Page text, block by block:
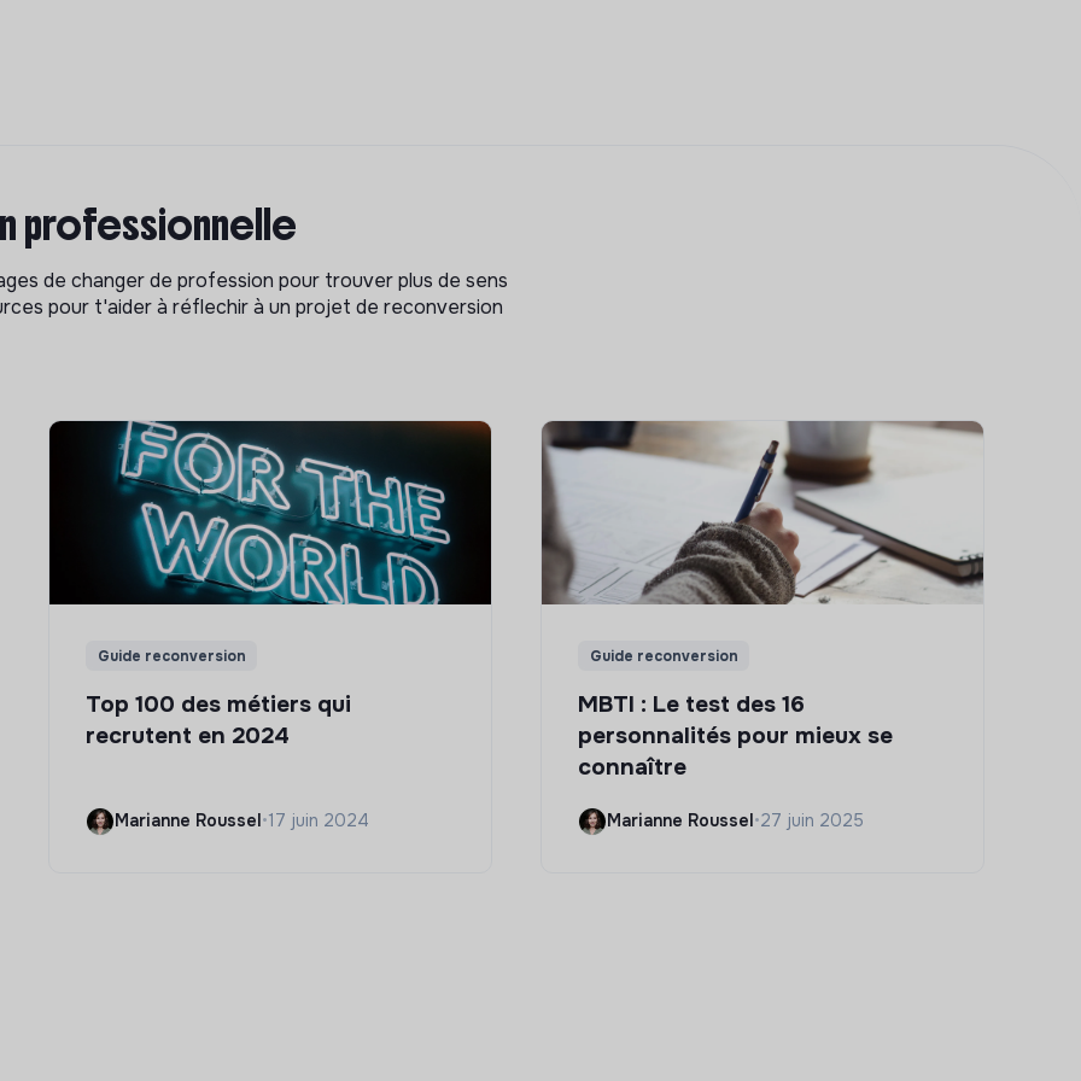
professionnelle
de changer de profession pour trouver plus de sens
pour t'aider à réflechir à un projet de reconversion
Guide reconversion
Top 100 des métiers qui
recrutent en 2024
Marianne Roussel•17 juin 2024
Guide reconversion
MBTI : Le test des 16
personnalités pour mieux se
connaître
Marianne Roussel•27 juin 2025